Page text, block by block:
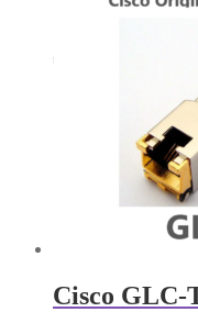
Cisco GLC-